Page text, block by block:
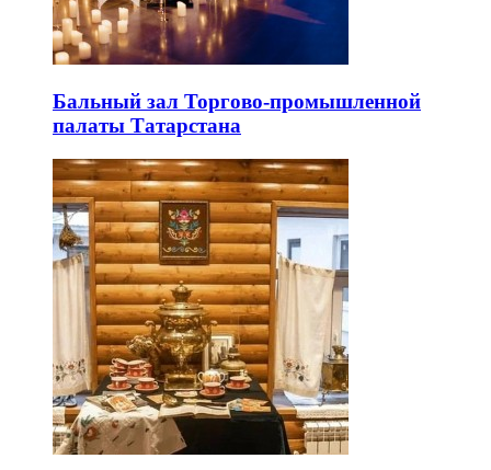
Бальный зал Торгово-промышленной
палаты Татарстана